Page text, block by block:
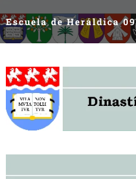
Escuela de Heráldica 09